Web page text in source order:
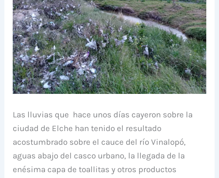
Las lluvias que hace unos días cayeron sobre la
ciudad de Elche han tenido el resultado
acostumbrado sobre el cauce del río Vinalopó,
aguas abajo del casco urbano, la llegada de la
enésima capa de toallitas y otros productos